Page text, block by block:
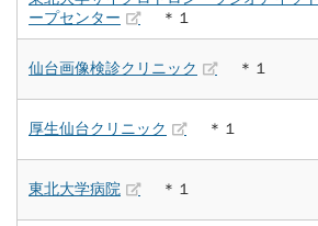
ープセンター
＊１
仙台画像検診クリニック ＊１
厚生仙台クリニック ＊１
東北大学病院 ＊１